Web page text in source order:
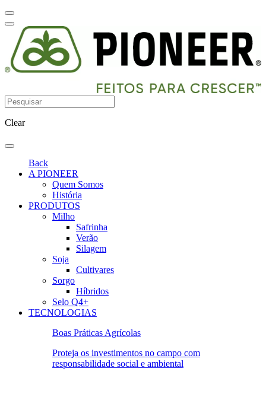
Clear
Back
A PIONEER
Quem Somos
História
PRODUTOS
Milho
Safrinha
Verão
Silagem
Soja
Cultivares
Sorgo
Híbridos
Selo Q4+
TECNOLOGIAS
Boas Práticas Agrícolas
Proteja os investimentos no campo com
responsabilidade social e ambiental